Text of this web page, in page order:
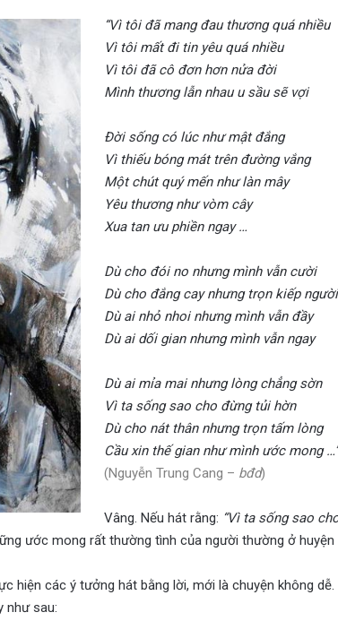
“Vì tôi đã mang đau thương quá nhiều
Vì tôi mất đi tin yêu quá nhiều
Vì tôi đã cô đơn hơn nửa đời
Mình thương lẫn nhau u sầu sẽ vợi
Đời sống có lúc như mật đắng
Vì thiếu bóng mát trên đường vắng
Một chút quý mến như làn mây
Yêu thương như vòm cây
Xua tan ưu phiền ngay …
Dù cho đói no nhưng mình vẫn cười
Dù cho đắng cay nhưng trọn kiếp người
Dù ai nhỏ nhoi nhưng mình vẫn đầy
Dù ai dối gian nhưng mình vẫn ngay
Dù ai mỉa mai nhưng lòng chẳng sờn
Vì ta sống sao cho đừng tủi hờn
Dù cho nát thân nhưng trọn tấm lòng
Cầu xin thế gian như mình ước mong …”
(Nguyễn Trung Cang – bđd)
Vâng. Nếu hát rằng: “Vì ta sống sao
ước mong rất thường tình của người thường ở huyện
hiện các ý tưởng hát bằng lời, mới là chuyện không
như sau: